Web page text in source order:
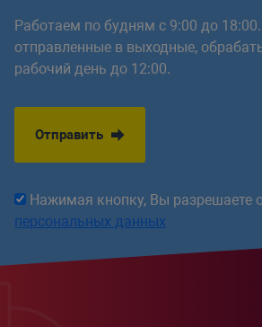
Работаем по будням с 9:00 до
отправленные в выходные,
рабочий день до 12:00.
Отправить
Нажимая кнопку, Вы разрешаете
персональных данных